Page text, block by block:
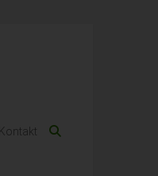
Kontakt